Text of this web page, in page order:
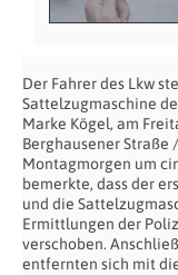
Der Fahrer des Lkw
Sattelzugmaschine
Marke Kögel, am
Berghausener Straße
Montagmorgen um
bemerkte, dass der
und die
Ermittlungen der
verschoben.
entfernten sich mit